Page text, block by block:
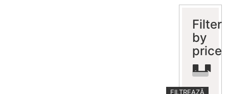
Filter
by
price
Preț
Preț
FILTREAZĂ